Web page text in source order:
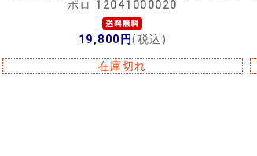
ポロ 12041000020
19,800円(税込)
在庫切れ